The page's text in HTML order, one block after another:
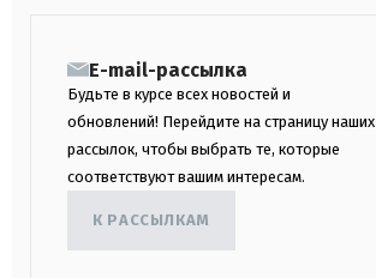
E-mail-рассылка
Будьте в курсе всех новостей и
обновлений! Перейдите на страницу наших
рассылок, чтобы выбрать те, которые
соответствуют вашим интересам.
К РАССЫЛКАМ